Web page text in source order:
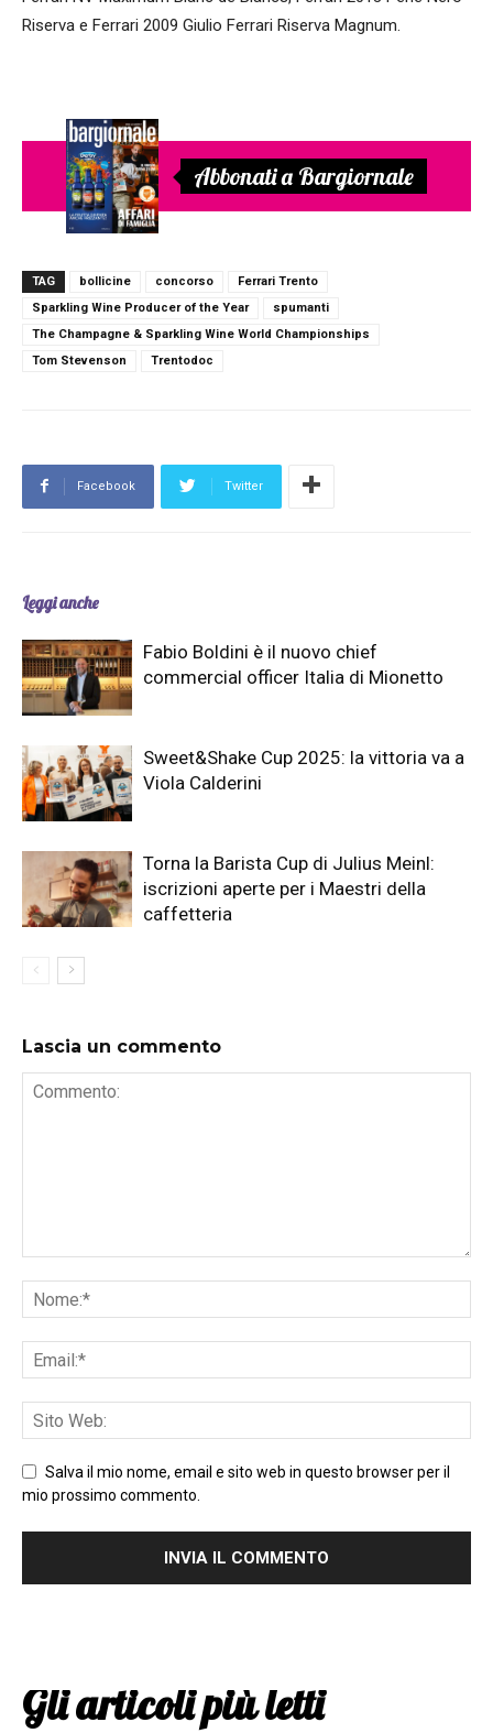
Riserva e Ferrari 2009 Giulio Ferrari Riserva Magnum.
Abbonati a Bargiornale
TAG bollicine concorso
Ferrari Trento
Sparkling Wine Producer of the Year
spumanti
The Champagne & Sparkling Wine World Championships
Tom Stevenson
Trentodoc
Facebook Twitter
Leggi anche
Fabio Boldini è il nuovo chief
commercial officer Italia di Mionetto
Sweet&Shake Cup 2025: la vittoria va a
Viola Calderini
Torna la Barista Cup di Julius Meinl:
iscrizioni aperte per i Maestri della
caffetteria
Lascia un commento
Salva il mio nome, email e sito web in questo browser per il
mio prossimo commento.
Gli articoli più letti